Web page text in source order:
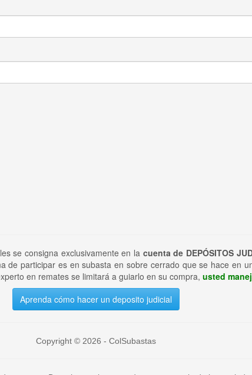
se consigna exclusivamente en lacuenta de DEPÓSITOS
de participar es en subasta en sobre cerrado que se hace en
en remates se limitará a guiarlo en su compra, usted
Aprenda cómo hacer un deposito judicial
Copyright © 2026 - ColSubastas